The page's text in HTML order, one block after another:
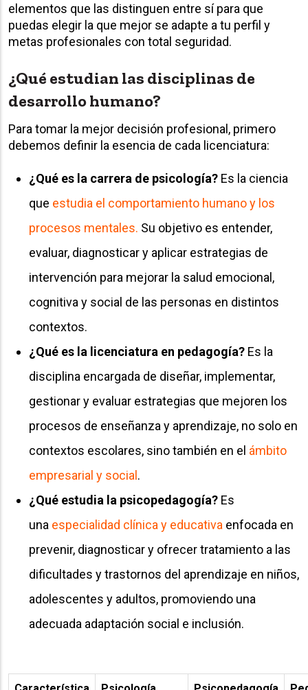
elementos que las distinguen entre sí para que
puedas elegir la que mejor se adapte a tu perfil y
metas profesionales con total seguridad.
¿Qué estudian las disciplinas de
desarrollo humano?
Para tomar la mejor decisión profesional, primero
debemos definir la esencia de cada licenciatura:
¿Qué es la carrera de psicología? Es la ciencia
que estudia el comportamiento humano y los
procesos mentales. Su objetivo es entender,
evaluar, diagnosticar y aplicar estrategias de
intervención para mejorar la salud emocional,
cognitiva y social de las personas en distintos
contextos.
¿Qué es la licenciatura en pedagogía? Es la
disciplina encargada de diseñar, implementar,
gestionar y evaluar estrategias que mejoren los
procesos de enseñanza y aprendizaje, no solo en
contextos escolares, sino también en el ámbito
empresarial y social .
¿Qué estudia la psicopedagogía? Es
una especialidad clínica y educativa enfocada en
prevenir, diagnosticar y ofrecer tratamiento a las
dificultades y trastornos del aprendizaje en niños,
adolescentes y adultos, promoviendo una
adecuada adaptación social e inclusión.